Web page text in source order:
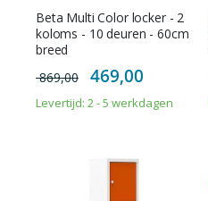
Beta Multi Color locker - 2
koloms - 10 deuren - 60cm
breed
869,00
Special
Price
469,00
Levertijd: 2 - 5 werkdagen